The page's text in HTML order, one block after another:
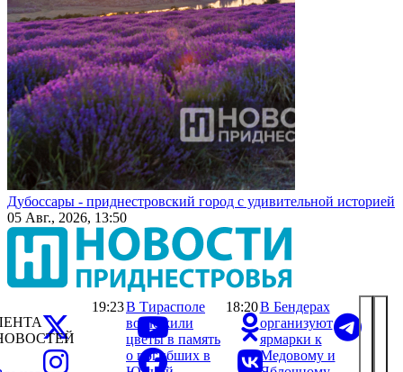
Дубоссары - приднестровский город с удивительной историей
05 Авг., 2026, 13:50
19:23В Тирасполе
возложили
цветы в память
о погибших в
18:20В Бендерах
организуют
ярмарки к
Медовому и